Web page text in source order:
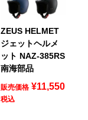
ZEUS HELMET
ジェットヘルメ
ット NAZ-385RS
南海部品
販売価格 ¥11,550
税込